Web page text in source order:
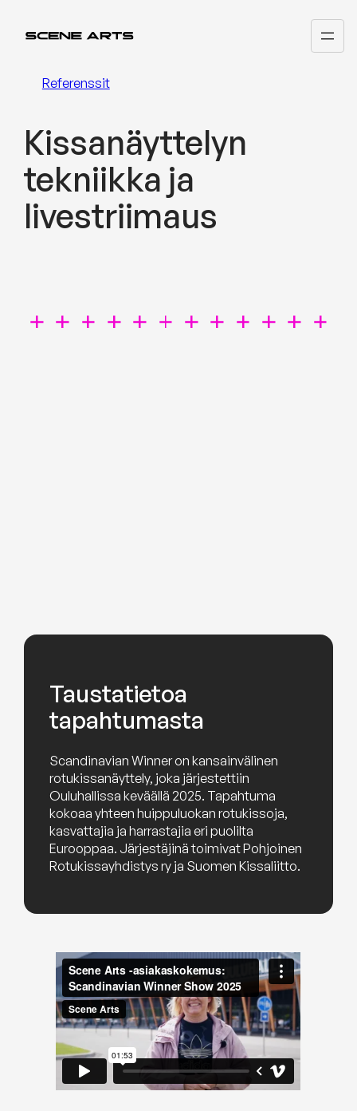
sisältöön
Referenssit
Kissanäyttelyn
tekniikka ja
livestriimaus
Taustatietoa
tapahtumasta
Scandinavian Winner on kansainvälinen
rotukissanäyttely, joka järjestettiin
Ouluhallissa keväällä 2025. Tapahtuma
kokoaa yhteen huippuluokan rotukissoja,
kasvattajia ja harrastajia eri puolilta
Eurooppaa. Järjestäjinä toimivat Pohjoinen
Rotukissayhdistys ry ja Suomen Kissaliitto.